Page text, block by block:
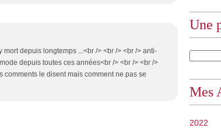
depuis longtemps ...<br /> <br /> <br /> anti-
depuis toutes ces années<br /> <br /> <br />
le disent mais comment ne pas se
Une
Mes
2022